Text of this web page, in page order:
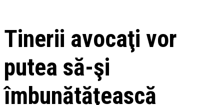
Tinerii avocaţi vor
putea să-şi
îmbunătăţească